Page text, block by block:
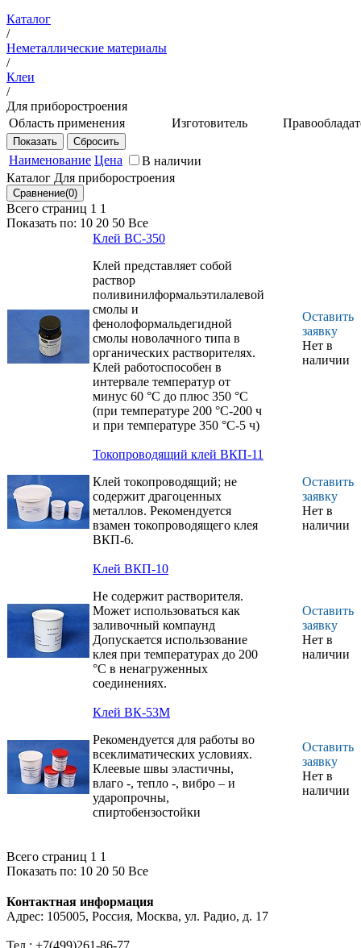
Каталог
/
Неметаллические материалы
/
Клеи
/
Для приборостроения
Область применения
Клей горячего
отверждения для
склеивания
алюминиевых сплавов,
коррозионной стали,
латуни и меди для
создания
электрического
конструкциях,
работающих в
интервале температур
от минус 60 °С до плюс
120 °С, при температуре
120 °С в течение 1000 ч.
Клей холодного
отверждения для
дополнительного
электрорадиоэлементов,
проводов и жгутов к
печатным платам,
работающим в
интервале температур
от минус 60 до плюс
120 °С.
Применяется для
склеивания
материалов и металлов
сплавов), а так же для
приклеивания к этим
металлам
неметаллических
материалов
Склеивание металлов
(алюминиевых сплавов,
оцинкованной стали) и
пластмасс (в том числе
полиамидных) в
конструкциях датчиков,
работающих в
интервале температур
от минус 60 до плюс
Изготовитель
институт" -
Наименование Цена
В наличии
Каталог Для приборостроения
Всего страниц 1 1
Показать по: 10 20 50 Все
Клей ВС-350
Клей представляет собой
раствор
поливинилформальэтилалевой
смолы и
фенолоформальдегидной
смолы новолачного типа в
органических растворителях.
Клей работоспособен в
интервале температур от
минус 60 °С до плюс 350 °С
(при температуре 200 °С-200 ч
и при температуре 350 °С-5 ч)
Оставить
заявку
Нет в
наличии
Токопроводящий клей ВКП-11
Клей токопроводящий; не
содержит драгоценных
металлов. Рекомендуется
взамен токопроводящего клея
ВКП-6.
Оставить
заявку
Нет в
наличии
Клей ВКП-10
Не содержит растворителя.
Может использоваться как
заливочный компаунд
Допускается использование
клея при температурах до 200
°С в ненагруженных
соединениях.
Оставить
заявку
Нет в
наличии
Клей ВК-53М
Рекомендуется для работы во
всеклиматических условиях.
Клеевые швы эластичны,
влаго -, тепло -, вибро – и
ударопрочны,
спиртобензостойки
Оставить
заявку
Нет в
наличии
Всего страниц 1 1
Показать по: 10 20 50 Все
Контактная информация
Адрес: 105005, Россия, Москва, ул. Радио, д. 17